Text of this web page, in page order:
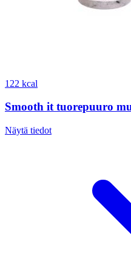
122 kcal
Smooth it tuorepuuro
Näytä tiedot